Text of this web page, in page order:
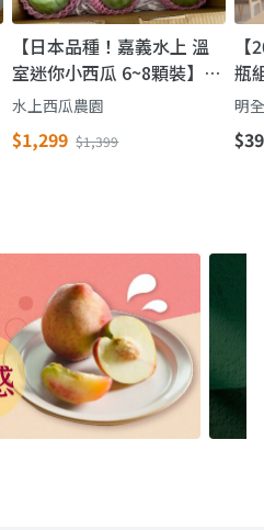
【日本品種！嘉義水上 溫
室迷你小西瓜 6~8顆裝】皮
薄 果肉脆 一餐一顆剛剛好
水上西瓜農園
$1,299 $1,399
瓶
牛
完
明